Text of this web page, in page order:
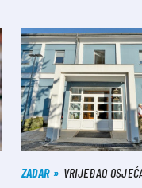
ZADAR VRIJEĐAO